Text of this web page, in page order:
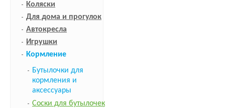
Коляски
Для дома и прогулок
Автокресла
Игрушки
Кормление
Бутылочки для
кормления и
аксессуары
Соски для бутылочек